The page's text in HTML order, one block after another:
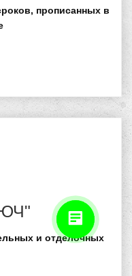
прописанных в
и отделочных